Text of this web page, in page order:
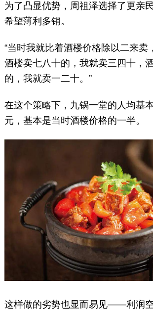
为了凸显优势，周祖泽选择了更亲
希望薄利多销。
“当时我就比着酒楼价格除以二来卖
酒楼卖七八十的，我就卖三四十，
的，我就卖一二十。”
在这个策略下，九锅一堂的人均基
元，基本是当时酒楼价格的一半。
这样做的劣势也显而易见——利润